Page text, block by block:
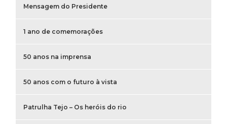
Mensagem do Presidente
1 ano de comemorações
50 anos na imprensa
50 anos com o futuro à vista
Patrulha Tejo – Os heróis do rio